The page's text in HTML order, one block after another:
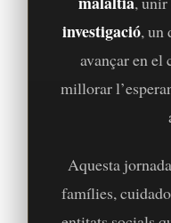
investigació, un
avançar en el
millorar
Aquesta
famílies,